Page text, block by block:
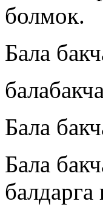
болмок.
Бала
Бала
Бала